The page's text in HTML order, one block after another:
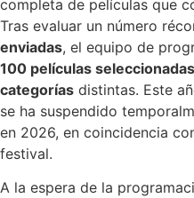
completa de películas que
Tras evaluar un número
enviadas, el equipo de
100 películas seleccionadas
categorías distintas. Este
se ha suspendido
en 2026, en coincidencia
festival.
A la espera de la